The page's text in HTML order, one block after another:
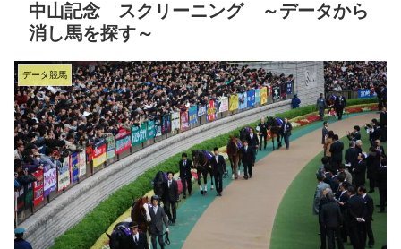
中山記念 スクリーニング ～データから
消し馬を探す～
データ競馬